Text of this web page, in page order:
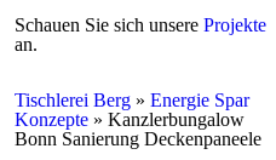
Schauen Sie sich unsere Projekte
an.
Tischlerei Berg » Energie Spar
Konzepte » Kanzlerbungalow
Bonn Sanierung Deckenpaneele